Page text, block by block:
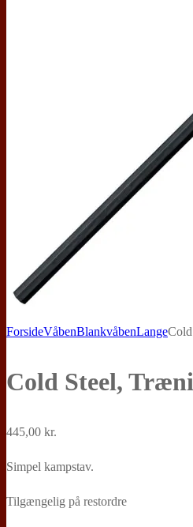
ForsideVåbenBlankvåbenLange
Cold Steel,
445,00 kr.
Simpel kampstav.
Tilgængelig på restordre